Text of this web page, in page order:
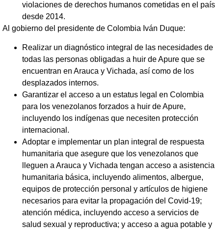
violaciones de derechos humanos cometidas en el país
desde 2014.
Al gobierno del presidente de Colombia Iván Duque:
Realizar un diagnóstico integral de las necesidades de
todas las personas obligadas a huir de Apure que se
encuentran en Arauca y Vichada, así como de los
desplazados internos.
Garantizar el acceso a un estatus legal en Colombia
para los venezolanos forzados a huir de Apure,
incluyendo los indígenas que necesiten protección
internacional.
Adoptar e implementar un plan integral de respuesta
humanitaria que asegure que los venezolanos que
lleguen a Arauca y Vichada tengan acceso a asistencia
humanitaria básica, incluyendo alimentos, albergue,
equipos de protección personal y artículos de higiene
necesarios para evitar la propagación del Covid-19;
atención médica, incluyendo acceso a servicios de
salud sexual y reproductiva; y acceso a agua potable y